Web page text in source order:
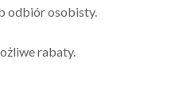
odbiór osobisty.
rabaty.